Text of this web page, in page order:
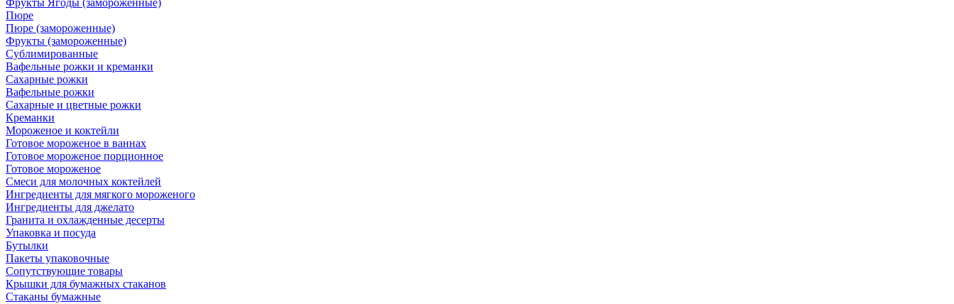
Фрукты Ягоды (замороженные)
Пюре
Пюре (замороженные)
Фрукты (замороженные)
Сублимированные
Вафельные рожки и креманки
Сахарные рожки
Вафельные рожки
Сахарные и цветные рожки
Креманки
Мороженое и коктейли
Готовое мороженое в ваннах
Готовое мороженое порционное
Готовое мороженое
Смеси для молочных коктейлей
Ингредиенты для мягкого мороженого
Ингредиенты для джелато
Гранита и охлажденные десерты
Упаковка и посуда
Бутылки
Пакеты упаковочные
Сопутствующие товары
Крышки для бумажных стаканов
Стаканы бумажные